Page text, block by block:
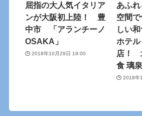
屈指の大人気イタリア
ンが大阪初上陸！ 豊
中市 「アランチーノ
OSAKA」
2018年10月29日 19:00
あふ
空間
しい
ホテ
店！
食 璃泉
2018年